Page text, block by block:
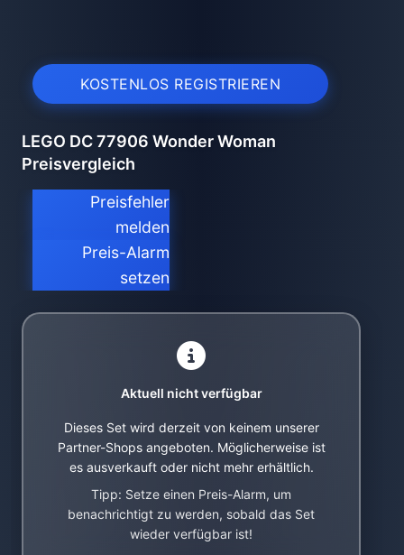
KOSTENLOS REGISTRIEREN
LEGO DC 77906 Wonder Woman
Preisvergleich
Preisfehler
melden
Preis-Alarm
setzen
Aktuell nicht verfügbar
Dieses Set wird derzeit von keinem unserer
Partner-Shops angeboten. Möglicherweise ist
es ausverkauft oder nicht mehr erhältlich.
Tipp: Setze einen Preis-Alarm, um
benachrichtigt zu werden, sobald das Set
wieder verfügbar ist!